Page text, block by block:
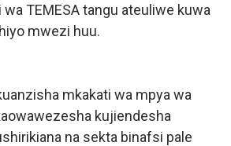
wa TEMESA tangu ateuliwe kuwa
mwezi huu.
mkakati wa mpya wa
kujiendesha
na sekta binafsi pale